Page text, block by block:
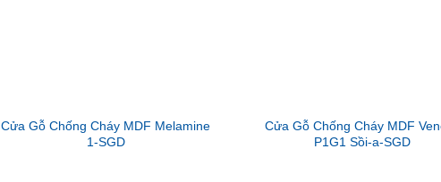
Cửa Gỗ Chống Cháy MDF Melamine
1-SGD
Cửa Gỗ Chống Cháy MDF
P1G1 Sồi-a-SGD